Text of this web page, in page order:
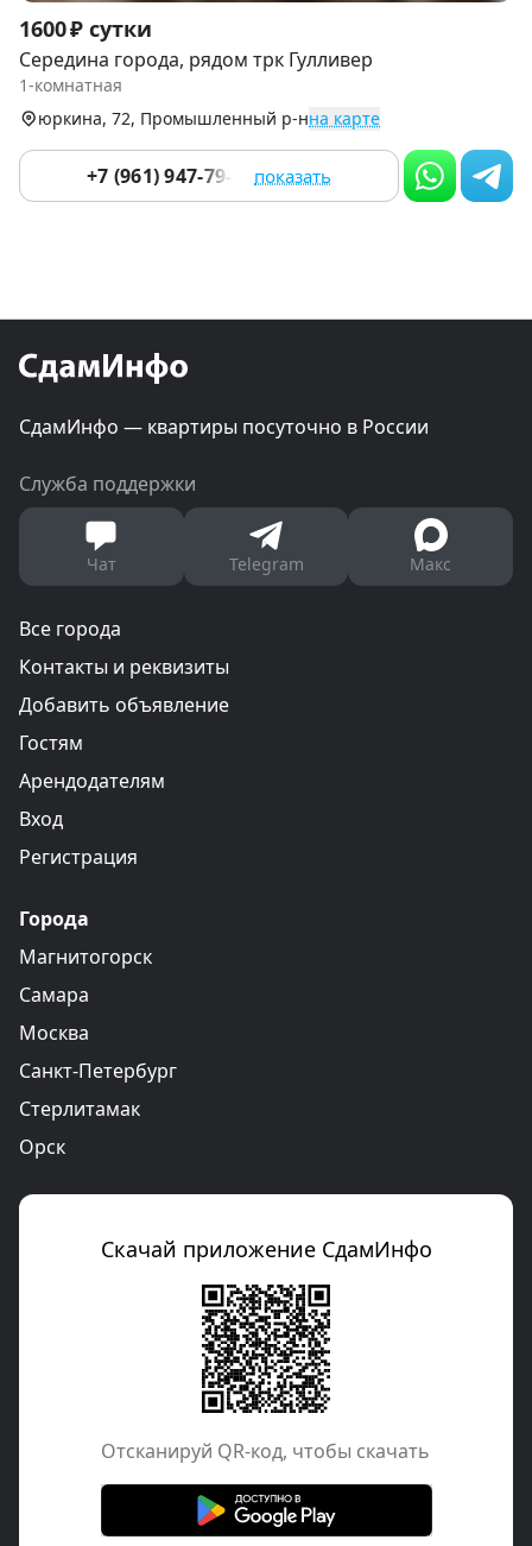
Item
1
of
1600 ₽ сутки
Середина города, рядом трк Гулливер
1-комнатная
юркина, 72, Промышленный р-нна карте
+7 (961) 947-79-49 показать
СдамИнфо — квартиры посуточно в России
Служба поддержки
Чат Telegram Макс
Все города
Контакты и реквизиты
Добавить объявление
Гостям
Арендодателям
Вход
Регистрация
Города
Магнитогорск
Самара
Москва
Санкт-Петербург
Стерлитамак
Орск
Скачай приложение СдамИнфо
Отcканируй QR-код, чтобы скачать